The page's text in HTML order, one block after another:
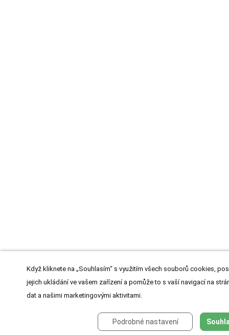
Když kliknete na „Souhlasím“ s využitím všech souborů cookies,
jejich ukládání ve vašem zařízení a pomůže to s vaší navigací na
dat a našimi marketingovými aktivitami.
Podrobné nastavení